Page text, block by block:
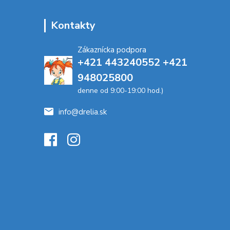
Kontakty
Zákaznícka podpora
+421 443240552 +421
948025800
denne od 9:00-19:00 hod.)
info@drelia.sk